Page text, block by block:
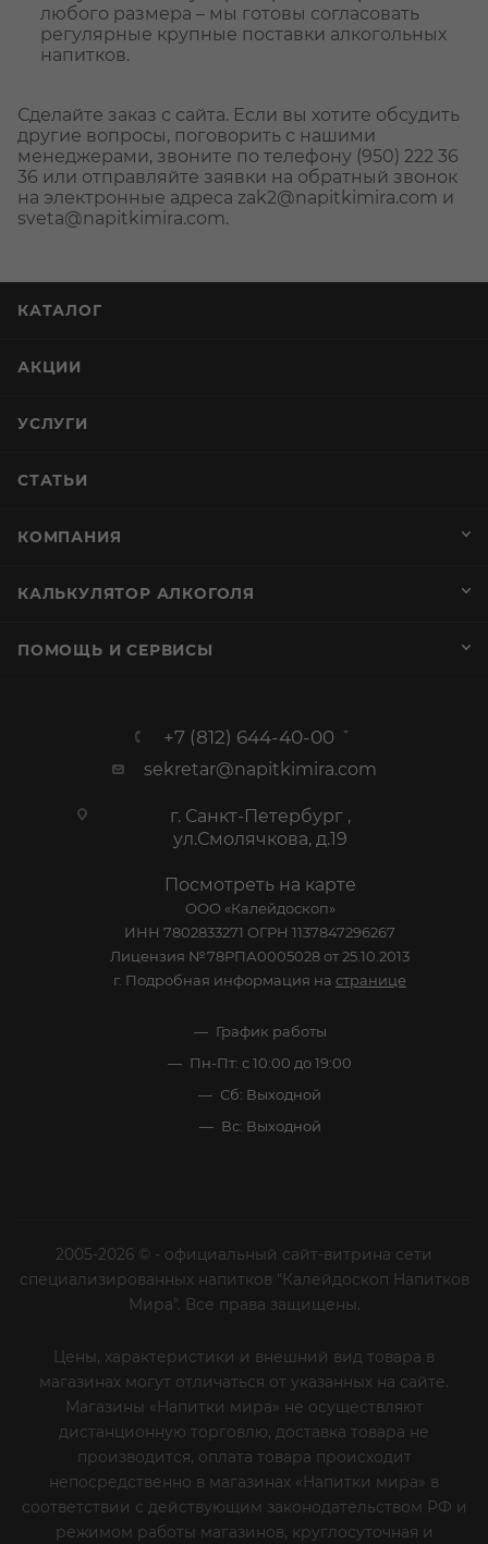
любого размера – мы готовы согласовать
регулярные крупные поставки алкогольных
напитков.
Сделайте заказ с сайта. Если вы хотите обсудить
другие вопросы, поговорить с нашими
менеджерами, звоните по телефону (950) 222 36
36 или отправляйте заявки на обратный звонок
на электронные адреса zak2@napitkimira.com и
sveta@napitkimira.com.
КАТАЛОГ
АКЦИИ
УСЛУГИ
СТАТЬИ
КОМПАНИЯ
КАЛЬКУЛЯТОР АЛКОГОЛЯ
ПОМОЩЬ И СЕРВИСЫ
+7 (812) 644-40-00
sekretar@napitkimira.com
г. Санкт-Петербург ,
ул.Смолячкова, д.19
Посмотреть на карте
ООО «Калейдоскоп»
ИНН 7802833271 ОГРН 1137847296267
Лицензия №78РПА0005028 от 25.10.2013
г. Подробная информация на странице
График работы
Пн-Пт: с 10:00 до 19:00
Сб: Выходной
Вс: Выходной
2005-2026 © - официальный сайт-витрина сети
специализированных напитков "Калейдоскоп Напитков
Мира". Все права защищены.
Цены, характеристики и внешний вид товара в
магазинах могут отличаться от указанных на сайте.
Магазины «Напитки мира» не осуществляют
дистанционную торговлю, доставка товара не
производится, оплата товара происходит
непосредственно в магазинах «Напитки мира» в
соответствии с действующим законодательством РФ и
режимом работы магазинов, круглосуточная и